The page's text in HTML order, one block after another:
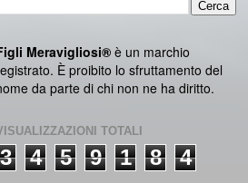
Meravigliosi® è un marchio
È proibito lo sfruttamento del
da parte di chi non ne ha diritto.
TOTALI
3 4 5 9 1 8 4